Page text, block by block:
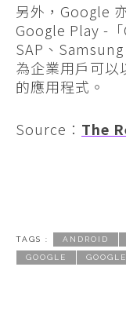
另外，Google
Google Play -
SAP、
為企業用戶可以
的應用程式。
Source： The
TAGS : ANDROID
GOOGLE